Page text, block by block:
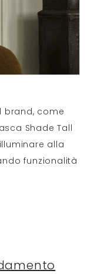
brand, come
Shade Tall
alla
funzionalità